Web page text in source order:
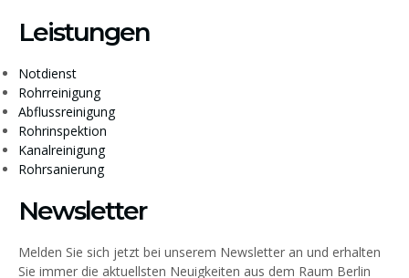
Leistungen
Notdienst
Rohrreinigung
Abflussreinigung
Rohrinspektion
Kanalreinigung
Rohrsanierung
Newsletter
Melden Sie sich jetzt bei unserem Newsletter an und erhalten
Sie immer die aktuellsten Neuigkeiten aus dem Raum Berlin